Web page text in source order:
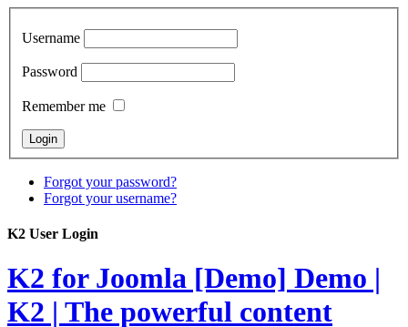
Username
Password
Remember me
Forgot your password?
Forgot your username?
K2 User Login
K2 for Joomla [Demo] Demo |
K2 | The powerful content